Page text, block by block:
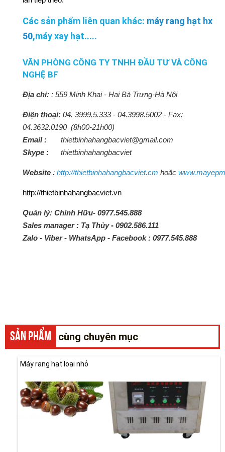
Các sản phẩm liên quan khác: máy rang hạt hx
50,máy xay hạt.....
VĂN PHÒNG CÔNG TY TNHH ĐẦU TƯ VÀ CÔNG
NGHỆ BF
Địa chỉ: : 559 Minh Khai - Hai Bà Trưng-Hà Nội
Điện thoại: 04. 3999.5.333 - 04.3998.5002 - Fax:
04.3632.0190 (8h00-21h00)
Email :
thietbinhahangbacviet@gmail.com
Skype :
thietbinhahangbacviet
Website : http://thietbinhahangbacviet.cm hoặc
http://thietbinhahangbacviet.vn
Quản lý: Chính Hữu- 0977.545.888
Sales manager : Tạ Thủy- 0902.586.111
Zalo - Viber - WhatsApp - Facebook : 0977.545.888
SẢN PHẨM cùng chuyên mục
Máy rang hạt loại nhỏ